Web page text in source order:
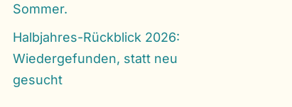
Sommer.
Halbjahres-Rückblick 2026:
Wiedergefunden, statt neu
gesucht